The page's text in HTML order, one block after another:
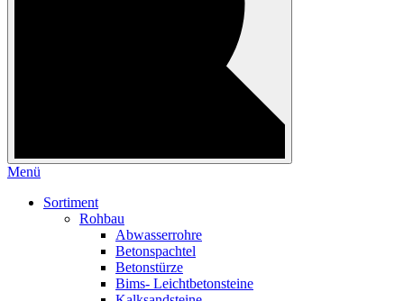
Menü
Sortiment
Rohbau
Abwasserrohre
Betonspachtel
Betonstürze
Bims- Leichtbetonsteine